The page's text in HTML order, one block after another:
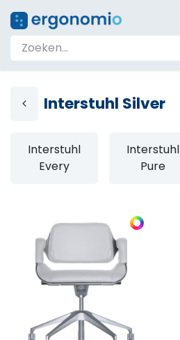
Interstuhl Silver
Interstuhl
Every
Interstuhl
Pure